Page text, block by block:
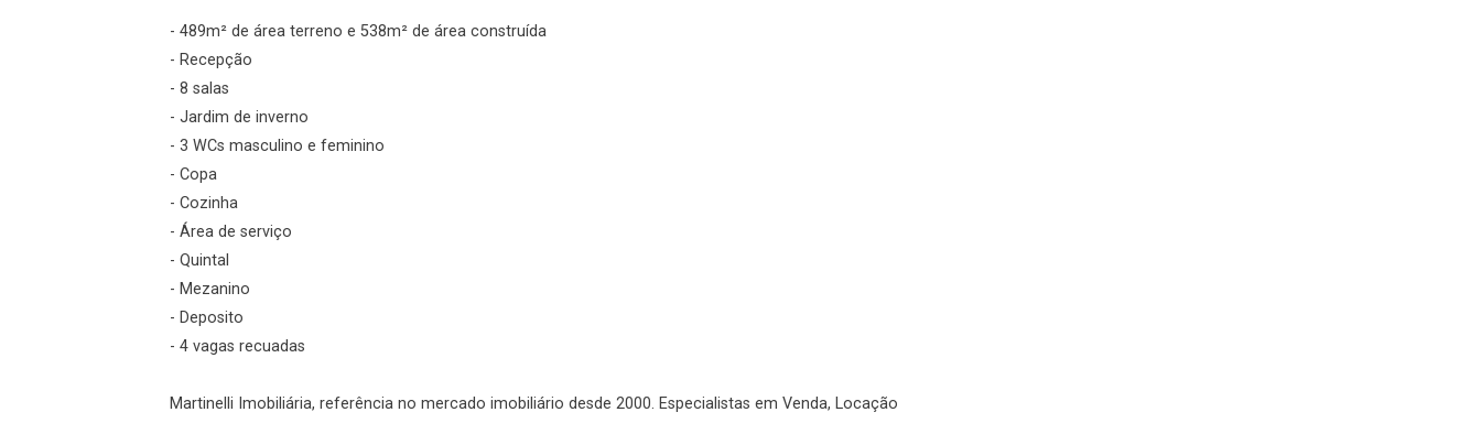
- 489m² de área terreno e 538m² de área construída
- Recepção
- 8 salas
- Jardim de inverno
- 3 WCs masculino e feminino
- Copa
- Cozinha
- Área de serviço
- Quintal
- Mezanino
- Deposito
- 4 vagas recuadas
Martinelli Imobiliária, referência no mercado imobiliário desde 2000. Especialistas em Venda, Locação
Fazer Agendamento